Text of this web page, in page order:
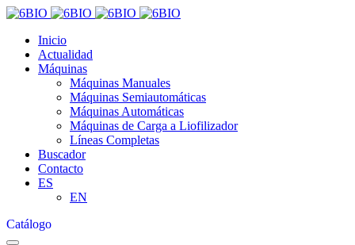
Inicio
Actualidad
Máquinas
Máquinas Manuales
Máquinas Semiautomáticas
Máquinas Automáticas
Máquinas de Carga a Liofilizador
Líneas Completas
Buscador
Contacto
ES
EN
Catálogo